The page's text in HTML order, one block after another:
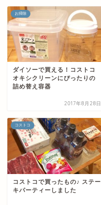
お掃除
ダイソーで買える！コストコ
オキシクリーンにぴったりの
詰め替え容器
2017年8月28日
コストコ
コストコで買ったもの♪ ステー
キパーティーしました